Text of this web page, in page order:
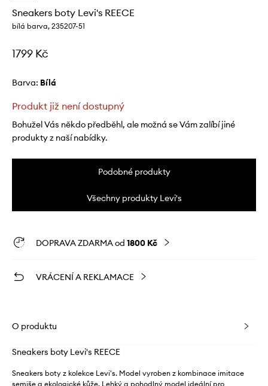
Sneakers boty Levi's REECE
bílá barva, 235207-51
1799 Kč
Barva: bílá
Produkt již není dostupný
Bohužel Vás někdo předběhl, ale možná se Vám zalíbí jiné
produkty z naší nabídky.
Podobné produkty
Všechny produkty Levi's
DOPRAVA ZDARMA od 1800 Kč
VRÁCENÍ A REKLAMACE
O produktu
Sneakers boty Levi's REECE
Sneakers boty z kolekce Levi's. Model vyroben z kombinace imitace
semiše a ekologické kůže. Lehký a pohodlný model ideální pro